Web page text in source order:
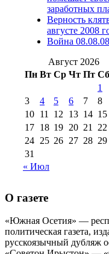
№98 8 августа
августа
2017 г(9)
2016 г(12)
августа 2012 г
августа 2013 г
заработных
Верность
августе 2008
Война
Август 2026
Пн Вт Ср Чт Пт Сб
1
3
4 5 6 7 8
10 11 12 13 14 15
17 18 19 20 21 22
24 25 26 27 28 29
31
« Июл
О газете
«Южная Осетия» —
политическая газета,
русскоязычный дубляж